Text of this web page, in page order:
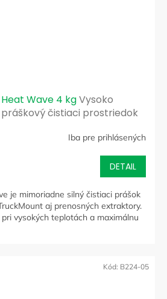
Heat Wave 4 kgVysoko
čistiaci prostriedok
Iba pre prihlásených
DETAIL
je mimoriadne silný čistiaci prášok
aj prenosných extraktory.
vysokých teplotách a maximálnu
Kód: B224-05